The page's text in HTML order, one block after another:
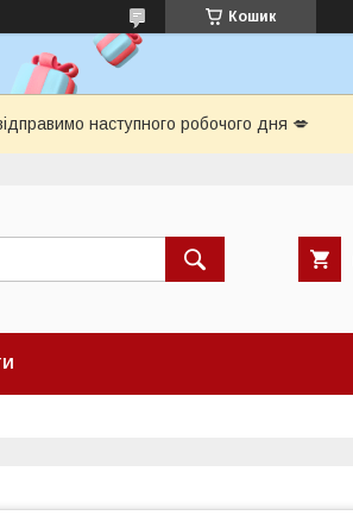
Кошик
наступного робочого дня 💋